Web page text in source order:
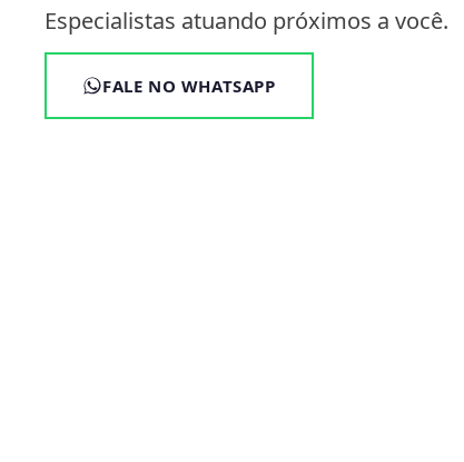
Especialistas atuando próximos a você.
FALE NO WHATSAPP